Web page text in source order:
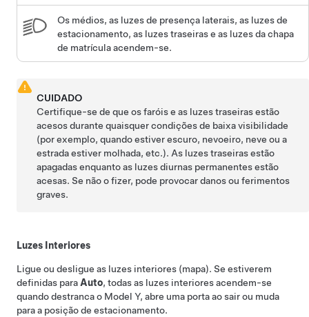
Os médios, as luzes de presença laterais, as luzes de
estacionamento, as luzes traseiras e as luzes da chapa
de matrícula acendem-se.
CUIDADO
Certifique-se de que os faróis e as luzes traseiras estão
acesos durante quaisquer condições de baixa visibilidade
(por exemplo, quando estiver escuro, nevoeiro, neve ou a
estrada estiver molhada, etc.). As luzes traseiras estão
apagadas enquanto as luzes diurnas permanentes estão
acesas. Se não o fizer, pode provocar danos ou ferimentos
graves.
Luzes Interiores
Ligue ou desligue as luzes interiores (mapa). Se estiverem
definidas paraAuto, todas as luzes interiores acendem-se
quando destranca o Model Y, abre uma porta ao sair ou muda
para a posição de estacionamento.